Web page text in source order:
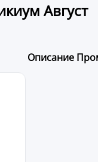
Август
Описание